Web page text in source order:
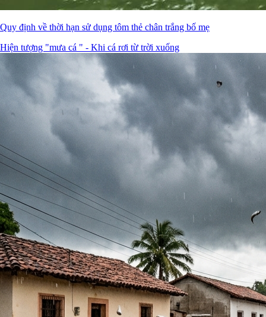
Quy định về thời hạn sử dụng tôm thẻ chân trắng bố mẹ
Hiện tượng "mưa cá " - Khi cá rơi từ trời xuống